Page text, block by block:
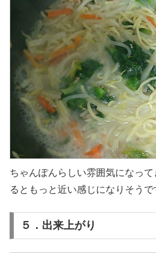
ちゃんぽんらしい雰囲気になっ
るともっと近い感じになりそうで
５．出来上がり